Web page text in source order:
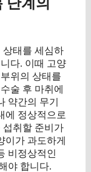
상태를 세심하
다. 이때 고양
위의 상태를
술 후 마취에
약간의 무기
에 정상적으로
섭취할 준비가
이가 과도하게
비정상적인
야 합니다.